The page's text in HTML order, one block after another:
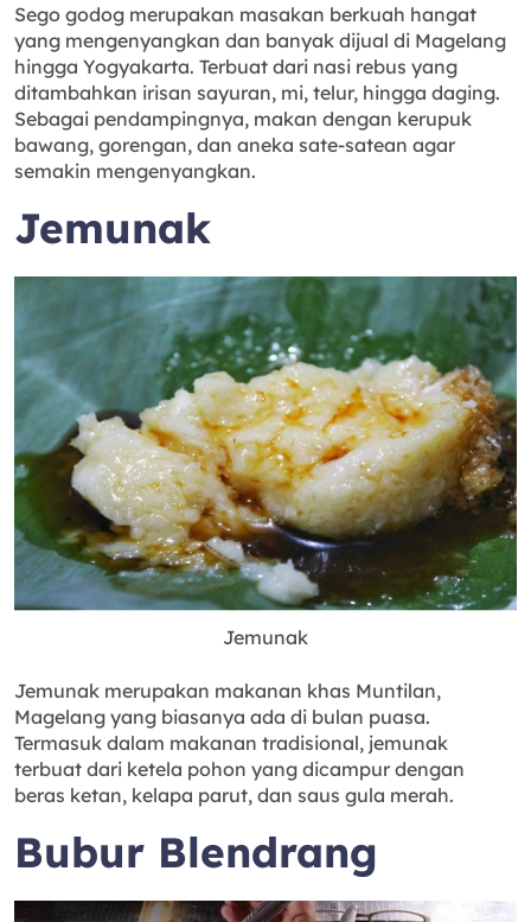
Sego godog merupakan masakan berkuah hangat
yang mengenyangkan dan banyak dijual di Magelang
hingga Yogyakarta. Terbuat dari nasi rebus yang
ditambahkan irisan sayuran, mi, telur, hingga daging.
Sebagai pendampingnya, makan dengan kerupuk
bawang, gorengan, dan aneka sate-satean agar
semakin mengenyangkan.
Jemunak
Jemunak
Jemunak merupakan makanan khas Muntilan,
Magelang yang biasanya ada di bulan puasa.
Termasuk dalam makanan tradisional, jemunak
terbuat dari ketela pohon yang dicampur dengan
beras ketan, kelapa parut, dan saus gula merah.
Bubur Blendrang